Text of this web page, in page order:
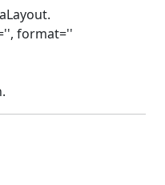
format=''